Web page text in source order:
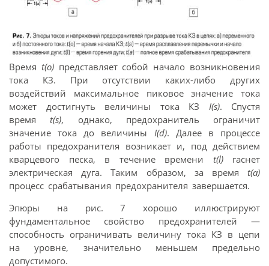
Время t(o)представляет собой начало возникновения
тока КЗ. При отсутствии каких-либо других
воздействий максимальное пиковое значение тока
может достигнуть величины тока КЗ I(s). Спустя
времяt(s), однако, предохранитель ограничит
значение тока до величины I(d). Далее в процессе
работы предохранителя возникает и, под действием
кварцевого песка, в течение времени t(l)гаснет
электрическая дуга. Таким образом, за время t(a)
процесс срабатывания предохранителя завершается.
Эпюры на рис. 7 хорошо иллюстрируют
фундаментальное свойство предохранителей —
способность ограничивать величину тока КЗ в цепи
на уровне, значительно меньшем предельно
допустимого.